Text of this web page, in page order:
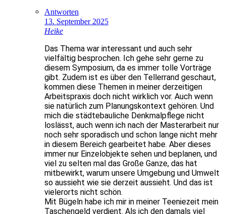
Antworten
13. September 2025
Heike
Das Thema war interessant und auch sehr
vielfältig besprochen. Ich gehe sehr gerne zu
diesem Symposium, da es immer tolle Vorträge
gibt. Zudem ist es über den Tellerrand geschaut,
kommen diese Themen in meiner derzeitigen
Arbeitspraxis doch nicht wirklich vor. Auch wenn
sie natürlich zum Planungskontext gehören. Und
mich die städtebauliche Denkmalpflege nicht
loslässt, auch wenn ich nach der Masterarbeit nur
noch sehr sporadisch und schon lange nicht mehr
in diesem Bereich gearbeitet habe. Aber dieses
immer nur Einzelobjekte sehen und beplanen, und
viel zu selten mal das Große Ganze, das hat
mitbewirkt, warum unsere Umgebung und Umwelt
so aussieht wie sie derzeit aussieht. Und das ist
vielerorts nicht schön.
Mit Bügeln habe ich mir in meiner Teeniezeit mein
Taschengeld verdient. Als ich den damals viel